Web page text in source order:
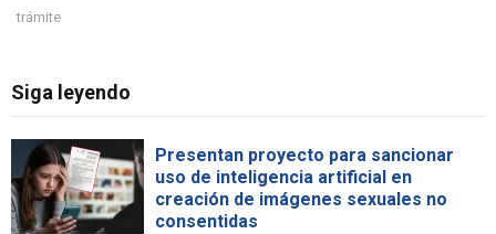
trámite
Siga leyendo
Presentan proyecto para sancionar
uso de inteligencia artificial en
creación de imágenes sexuales no
consentidas